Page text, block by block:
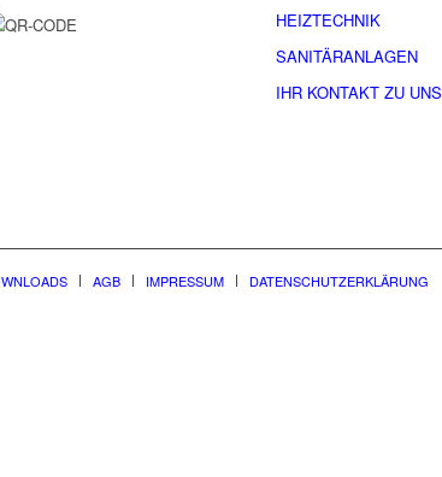
HEIZTECHNIK
SANITÄRANLAGEN
IHR KONTAKT ZU UNS
AGB IMPRESSUM DATENSCHUTZERKLÄRUNG